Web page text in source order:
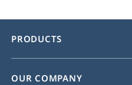
PRODUCTS
OUR COMPANY